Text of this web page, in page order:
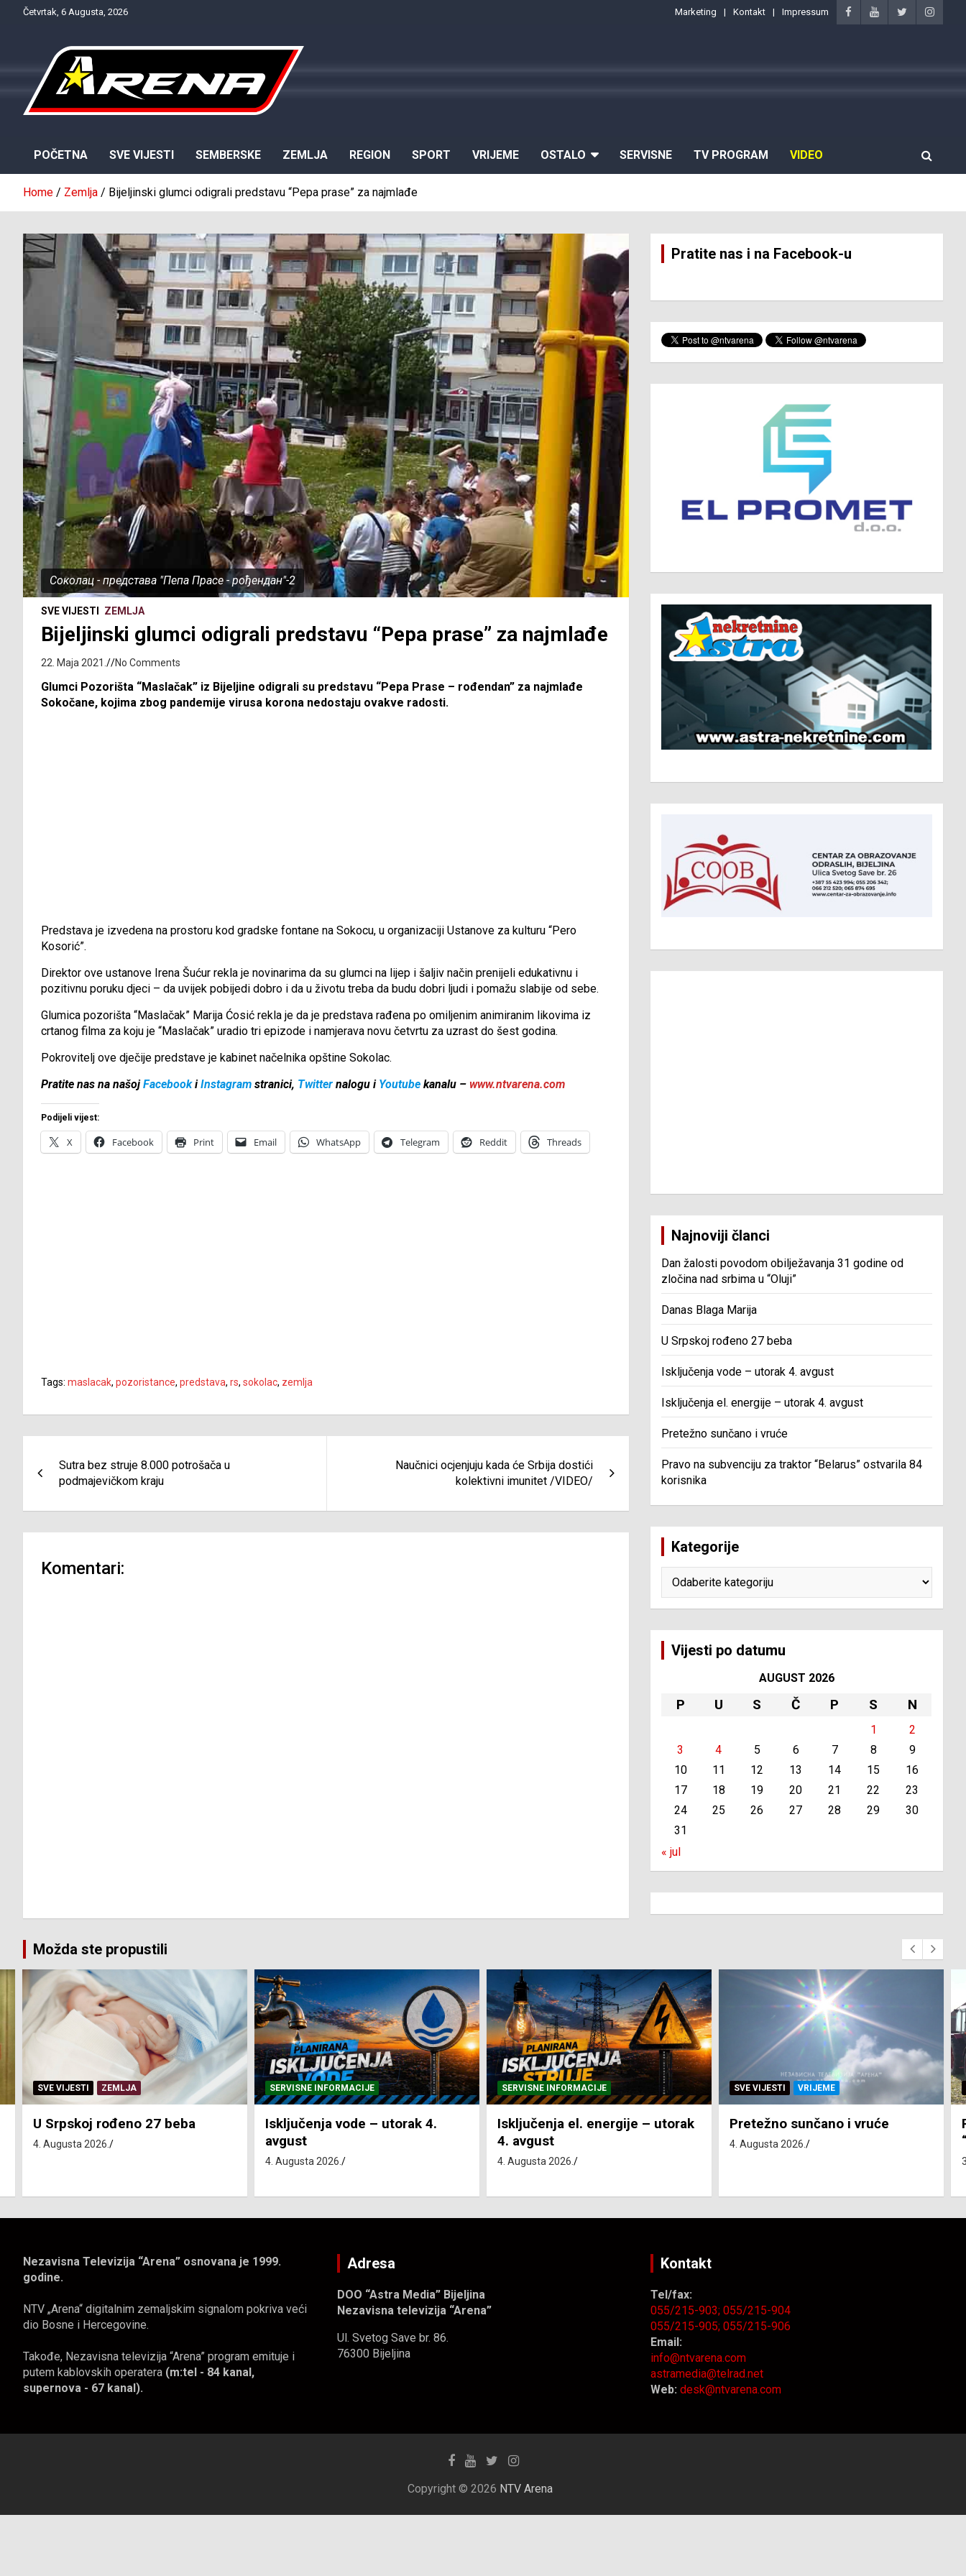
Četvrtak, 6 Augusta, 2026 Marketing Kontakt Impressum
POČETNA SVE VIJESTI SEMBERSKE ZEMLJA REGION SPORT VRIJEME OSTALO SERVISNE TV PROGRAM VIDEO
Home Zemlja Bijeljinski glumci odigrali predstavu “Pepa prase” za najmlađe
Соколац - представа "Пепа Прасе - рођендан"-2
SVE VIJESTI ZEMLJA
Bijeljinski glumci odigrali predstavu “Pepa prase” za najmlađe
22. Maja 2021. No Comments
Glumci Pozorišta “Maslačak” iz Bijeljine odigrali su predstavu “Pepa Prase – rođendan” za najmlađe
Sokočane, kojima zbog pandemije virusa korona nedostaju ovakve radosti.
Predstava je izvedena na prostoru kod gradske fontane na Sokocu, u organizaciji Ustanove za kulturu “Pero
Kosorić”.
Direktor ove ustanove Irena Šućur rekla je novinarima da su glumci na lijep i šaljiv način prenijeli edukativnu i
pozitivnu poruku djeci – da uvijek pobijedi dobro i da u životu treba da budu dobri ljudi i pomažu slabije od sebe.
Glumica pozorišta “Maslačak” Marija Ćosić rekla je da je predstava rađena po omiljenim animiranim likovima iz
crtanog filma za koju je “Maslačak” uradio tri epizode i namjerava novu četvrtu za uzrast do šest godina.
Pokrovitelj ove dječije predstave je kabinet načelnika opštine Sokolac.
Pratite nas na našojFacebooki Instagram stranici, Twitter nalogu i Youtube kanalu – www.ntvarena.com
Podijeli vijest:
X Facebook Print Email WhatsApp Telegram Reddit Threads
Tags: maslacak, pozoristance, predstava, rs, sokolac, zemlja
članaka
Sutra bez struje 8.000 potrošača u
podmajevičkom kraju
Naučnici ocjenjuju kada će Srbija dostići
kolektivni imunitet /VIDEO/
Komentari:
Pratite nas i na Facebook-u
Najnoviji članci
Dan žalosti povodom obilježavanja 31 godine od
zločina nad srbima u “Oluji”
Danas Blaga Marija
U Srpskoj rođeno 27 beba
Isključenja vode – utorak 4. avgust
Isključenja el. energije – utorak 4. avgust
Pretežno sunčano i vruće
Pravo na subvenciju za traktor “Belarus” ostvarila 84
korisnika
Kategorije
Vijesti po datumu
AUGUST 2026
P U S Č P S N
1
2
3
4 5 6 7 8
9
10
11 12 13 14 15
16
17
18 19 20 21 22
23
24
25 26 27 28 29
30
31
« jul
Možda ste propustili
SERVISNE INFORMACIJE
Isključenja vode – utorak 4.
avgust
SERVISNE INFORMACIJE
Isključenja el. energije – utorak
4. avgust
4. Augusta 2026.
SVE VIJESTI VRIJEME
Pretežno sunčano i vruće
4. Augusta 2026.
SVE VIJESTI ZEMLJA
Pravo na subvenciju za traktor
“Belarus” ostvarila 84 korisnika
Nezavisna Televizija “Arena” osnovana je 1999.
godine.
NTV „Arena“ digitalnim zemaljskim signalom pokriva veći
dio Bosne i Hercegovine.
Takođe, Nezavisna televizija “Arena” program emituje i
putem kablovskih operatera (m:tel - 84 kanal,
supernova - 67 kanal).
Adresa
DOO “Astra Media” Bijeljina
Nezavisna televizija “Arena”
Ul. Svetog Save br. 86.
76300 Bijeljina
Kontakt
Tel/fax:
055/215-903;055/215-904
055/215-905;055/215-906
Email:
info@ntvarena.com
astramedia@telrad.net
Web: desk@ntvarena.com
Copyright © 2026 NTV Arena